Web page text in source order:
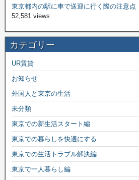
東京都内の駅に車で送迎に行く際の注意点
52,581 views
カテゴリー
UR賃貸
お知らせ
外国人と東京の生活
未分類
東京での新生活スタート編
東京での暮らしを快適にする
東京での生活トラブル解決編
東京で一人暮らし編